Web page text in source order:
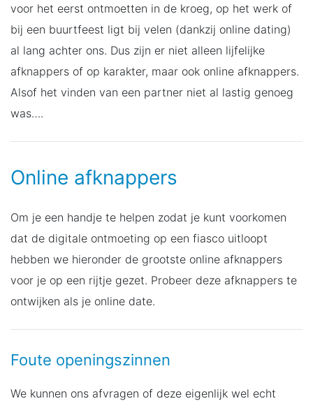
voor het eerst ontmoetten in de kroeg, op het werk of
bij een buurtfeest ligt bij velen (dankzij online dating)
al lang achter ons. Dus zijn er niet alleen lijfelijke
afknappers of op karakter, maar ook online afknappers.
Alsof het vinden van een partner niet al lastig genoeg
was….
Online afknappers
Om je een handje te helpen zodat je kunt voorkomen
dat de digitale ontmoeting op een fiasco uitloopt
hebben we hieronder de grootste online afknappers
voor je op een rijtje gezet. Probeer deze afknappers te
ontwijken als je online date.
Foute openingszinnen
We kunnen ons afvragen of deze eigenlijk wel echt